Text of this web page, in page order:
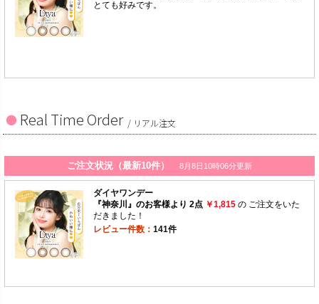
Real Time Order / リアル注文